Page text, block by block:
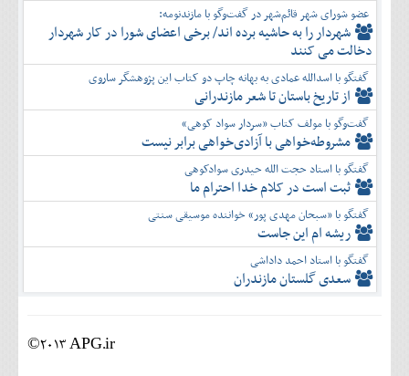
عضو شورای شهر قائم‌شهر در گفت‌و‌گو با مازندنومه:
شهردار را به حاشیه برده اند/ برخی اعضای شورا در کار شهردار
دخالت می کنند
گفتگو با اسدالله عمادی به بهانه چاپ دو کتاب این پژوهشگر ساروی
از تاریخ باستان تا شعر مازندرانی
گفت‌وگو با مولف کتاب «سردار سواد کوهی»
مشروطه‌خواهی با آزادی‌خواهی برابر نیست
گفتگو با استاد حجت الله حیدری سوادکوهی
ثبت است در کلام خدا احترام ما
گفتگو با «سبحان مهدی پور» خواننده موسیقی سنتی
ریشه ام این جاست
گفتگو با استاد احمد داداشی
سعدی گلستان مازندران
©2013 APG.ir